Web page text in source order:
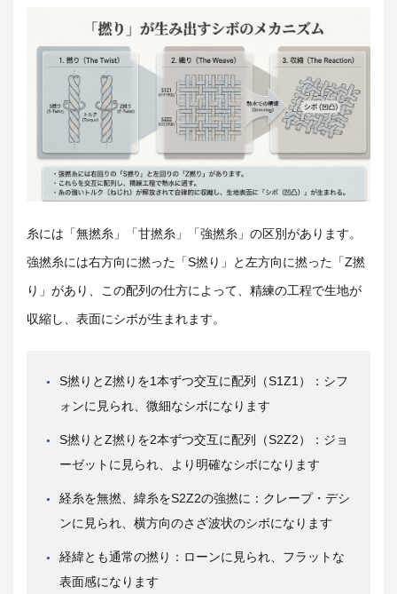
糸には「無撚糸」「甘撚糸」「強撚糸」の区別があります。
強撚糸には右方向に撚った「S撚り」と左方向に撚った「Z撚
り」があり、この配列の仕方によって、精練の工程で生地が
収縮し、表面にシボが生まれます。
S撚りとZ撚りを1本ずつ交互に配列（S1Z1）：シフ
ォンに見られ、微細なシボになります
S撚りとZ撚りを2本ずつ交互に配列（S2Z2）：ジョ
ーゼットに見られ、より明確なシボになります
経糸を無撚、緯糸をS2Z2の強撚に：クレープ・デシ
ンに見られ、横方向のさざ波状のシボになります
経緯とも通常の撚り：ローンに見られ、フラットな
表面感になります